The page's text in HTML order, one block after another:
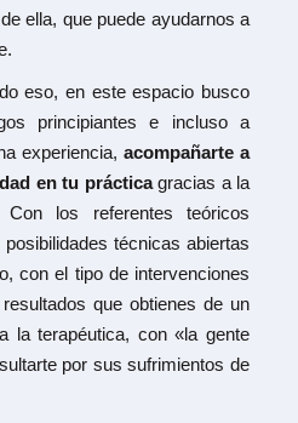
ella, que puede ayudarnos a
eso, en este espacio busco
principiantes e incluso a
experiencia, acompañarte a
en tu prácticagracias a la
los referentes teóricos
técnicas abiertas
con el tipo de intervenciones
que obtienes de un
la terapéutica, con «la gente
por sus sufrimientos de